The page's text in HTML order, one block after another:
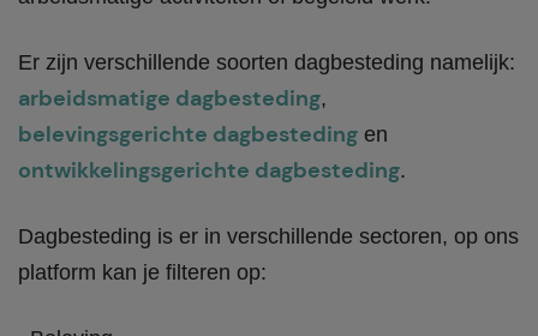
Er zijn verschillende soorten dagbesteding namelijk:
arbeidsmatige dagbesteding,
belevingsgerichte dagbesteding en
ontwikkelingsgerichte dagbesteding.
Dagbesteding is er in verschillende sectoren, op ons
platform kan je filteren op: